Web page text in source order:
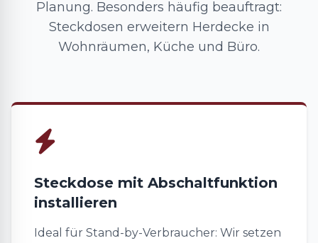
Planung. Besonders häufig beauftragt:
Steckdosen erweitern Herdecke in
Wohnräumen, Küche und Büro.
Steckdose mit Abschaltfunktion
installieren
Ideal für Stand-by-Verbraucher: Wir setzen